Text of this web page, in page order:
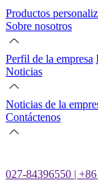
Productos
Sobre nosotros
Perfil de la empresa
Noticias
Noticias de la
Contáctenos
027-84396550 |